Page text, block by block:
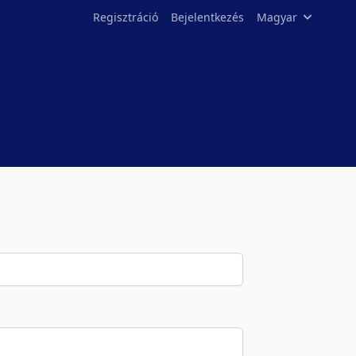
Regisztráció Bejelentkezés Magyar